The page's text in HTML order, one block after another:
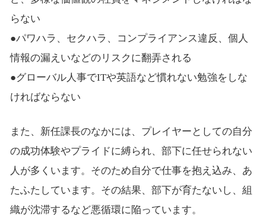
らない
●パワハラ、セクハラ、コンプライアンス違反、個人
情報の漏えいなどのリスクに翻弄される
●グローバル人事でITや英語など慣れない勉強をしな
ければならない
また、新任課長のなかには、プレイヤーとしての自分
の成功体験やプライドに縛られ、部下に任せられない
人が多くいます。そのため自分で仕事を抱え込み、あ
たふたしています。その結果、部下が育たないし、組
織が沈滞するなど悪循環に陥っています。